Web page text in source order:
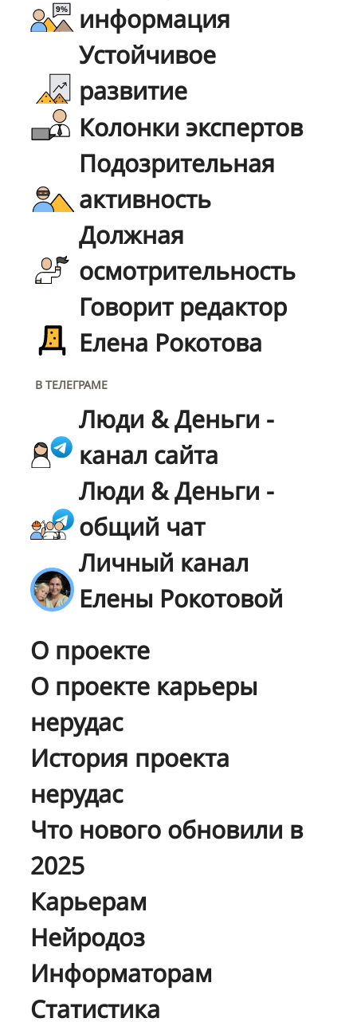
информация
Устойчивое
развитие
Колонки экспертов
Подозрительная
активность
Должная
осмотрительность
Говорит редактор
Елена Рокотова
В ТЕЛЕГРАМЕ
Люди & Деньги -
канал сайта
Люди & Деньги -
общий чат
Личный канал
Елены Рокотовой
О проекте
О проекте карьеры
нерудас
История проекта
нерудас
Что нового обновили в
2025
Карьерам
Нейродоз
Информаторам
Статистика